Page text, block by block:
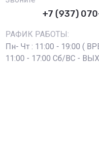
+7 (937)
РАФИК РАБОТЫ:
Пн- Чт : 11:00 - 19:00 (
11:00 - 17:00 Сб/ВС -